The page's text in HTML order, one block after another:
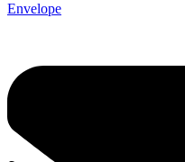
Envelope